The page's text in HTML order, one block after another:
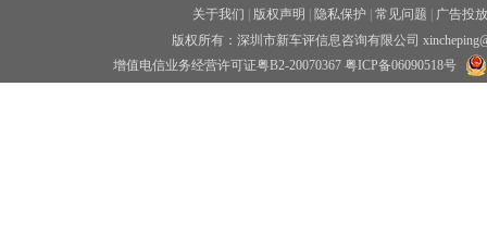
关于我们 版权声明 隐私保护 常见问题
广告投放
版权所有：深圳市新车评信息咨询有限公司
增值电信业务经营许可证粤B2-20070367 粤ICP备06090518号